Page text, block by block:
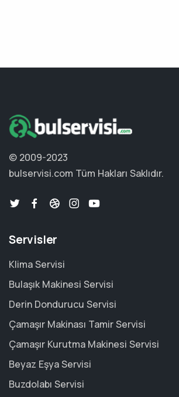
© 2009-2023
bulservisi.com Tüm Hakları Saklıdır.
Servisler
Klima Servisi
Bulaşık Makinesi Servisi
Derin Dondurucu Servisi
Çamaşır Makinası Tamir Servisi
Çamaşır Kurutma Makinesi Servisi
Beyaz Eşya Servisi
Buzdolabı Servisi